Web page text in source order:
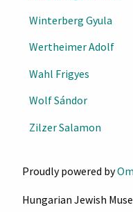
Winterberg Gyula
Wertheimer Adolf
Wahl Frigyes
Wolf Sándor
Zilzer Salamon
Proudly powered by
Hungarian Jewish